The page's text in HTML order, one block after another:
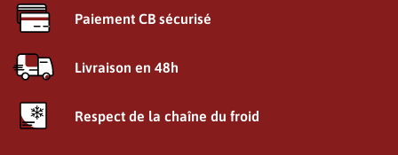
Paiement CB sécurisé
Livraison en 48h
Respect de la chaîne du froid